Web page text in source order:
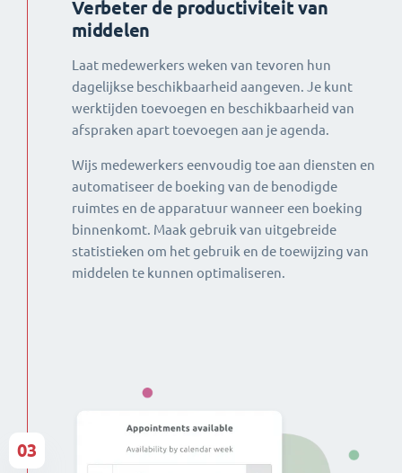
Verbeter de productiviteit van
middelen
Laat medewerkers weken van tevoren hun
dagelijkse beschikbaarheid aangeven. Je kunt
werktijden toevoegen en beschikbaarheid van
afspraken apart toevoegen aan je agenda.
Wijs medewerkers eenvoudig toe aan diensten en
automatiseer de boeking van de benodigde
ruimtes en de apparatuur wanneer een boeking
binnenkomt. Maak gebruik van uitgebreide
statistieken om het gebruik en de toewijzing van
middelen te kunnen optimaliseren.
03